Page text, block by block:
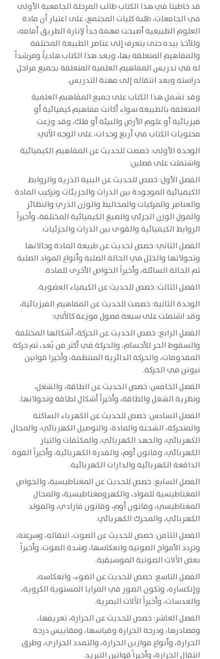
قد خاطبنا في هذا الكتاب طالب المرحلة الجامعية الأولى
في الجامعات، طلبة كليات المجتمع، على اعتبار أن مادة
العلوم الطبيعية أصبحت مهمة جداً لإنارة الطريق أمامه،
وللأخذ بيده حتى يتعرف إلى عناصر الطبيعة المختلفة
والمفاهيم المتعلقة بها، ويعد هذا الكتاب هادياً ومرشداً
له في تدريس المفاهيم العلمية المتعلقة بجميع مراحل
دراسته وبعد انتقاله إلى مهنة التدريس.
وقد تشمل هذا الكتاب على جميع المفاهيم العلمية
المتعلقة بالطبيعة سواء أكانت مفاهيم كيميائية أو
فيزيائية أو علوم الأرض والبيئة أو فلك، وقد وزعت
محتويات الكتاب في أربع وحدات، على الوجه الآتي:
الوحدة الأولى: خصصت للحديث عن المفاهيم الكيميائية
واشتملت على فصلين:
الفصل الأول: خصص للحديث عن البنية الذرية والروابط
الكيميائية الموجودة بين الذرات والجزيئات وتركيب المادة
والعناصر والمركبات والمخاليط والوزن الذري والنظائر
والمول الوزن الجزئي والصيغ الكيميائية المختلفة، وأخيراً
الروابط الكيميائية والقوى بين الذرات والجزئيات.
الفصل الثاني: خصص لحديث عن طبيعة المادة وحالاتها
وتحولاتها والخلل في الحالة الصلبة وأنواع المواد الصلبة
ثم الحالة السائلة، وأخيراً الخواص الأخرى للمادة.
الفصل الثالث: خصص للحديث عن الكيمياء العضوية.
الوحدة الثانية: خصصت للحديث عن المفاهيم الفيزيائية،
وقد اشتملت على سبعة فصول موزعة كالآتي:
الفصل الرابع: خصص الحديث عن الحركة، أشكالها المختلفة
والسقوط الحر للأجسام، والحركة في أكثر من بُعد، ثم حركة
المقذوفات، والحركة الدائرية المنتظمة، وأخيرا قوانين
نيوتن في الحركة.
الفصل الخامس: خصص الحديث عن الطاقة، والشغل،
ونظرية الشغل والطاقة، وأخيراً أشكال لطاقة وتحولاتها.
الفصل السادس: خصص للحديث عن الكهرباء الساكنة
والمتحركة، الشحنة والمادة، والتوصيل الكهربائي، والمجال
الكهربائي، والجهد الكهربائي، والمكثفات والتيار
الكهربائي، وقانون أوم، والقدرة الكهربائية، وأخيراً القوة
الدافعة الكهربائية والدارات الكهربائية.
الفصل السابع: خصص للحديث عن المغناطيسية، والخواص
المغناطيسية للمواد، والكهرومغناطيسية، والمجال
المغناطيسي، وقانون أوم، وقانون فارادي، والمولد
الكهربائي، والمحرك الكهربائي.
الفصل الثامن: خصص للحديث عن الصوت، انتقاله، وسرعته،
وتردد الأمواج الصوتية وانعكاسها، وشدة الصوت، وأخيراً
بعض الآلات الصوتية الموسيقية.
الفصل التاسع: خصص للحديث عن الضوء، وانعكاسه،
وإنكساره، وتكون الصور في المرايا المستوية الكروية،
والعدسات، وأخيراً الآلات البصرية.
الفصل العاشر: خصص للحديث عن الحرارة، تعريفها،
ومصادرها، ودرجة الحرارة وقياسها، ومقاييس درجة
الحرارة، وأنواع موازين الحرارة، والتمدد الحراري، وطرق
انتقال الحرارة، وأخيرا ًقوانين التبريد.